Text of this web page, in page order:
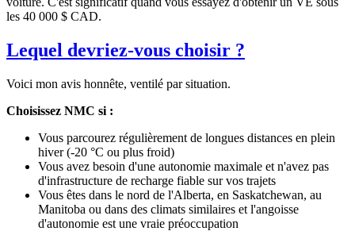
les 40 000 $ CAD.
Lequel devriez-vous choisir ?
Voici mon avis honnête, ventilé par situation.
Choisissez NMC si :
Vous parcourez régulièrement de longues distances en plein
hiver (-20 °C ou plus froid)
Vous avez besoin d'une autonomie maximale et n'avez pas
d'infrastructure de recharge fiable sur vos trajets
Vous êtes dans le nord de l'Alberta, en Saskatchewan, au
Manitoba ou dans des climats similaires et l'angoisse
d'autonomie est une vraie préoccupation